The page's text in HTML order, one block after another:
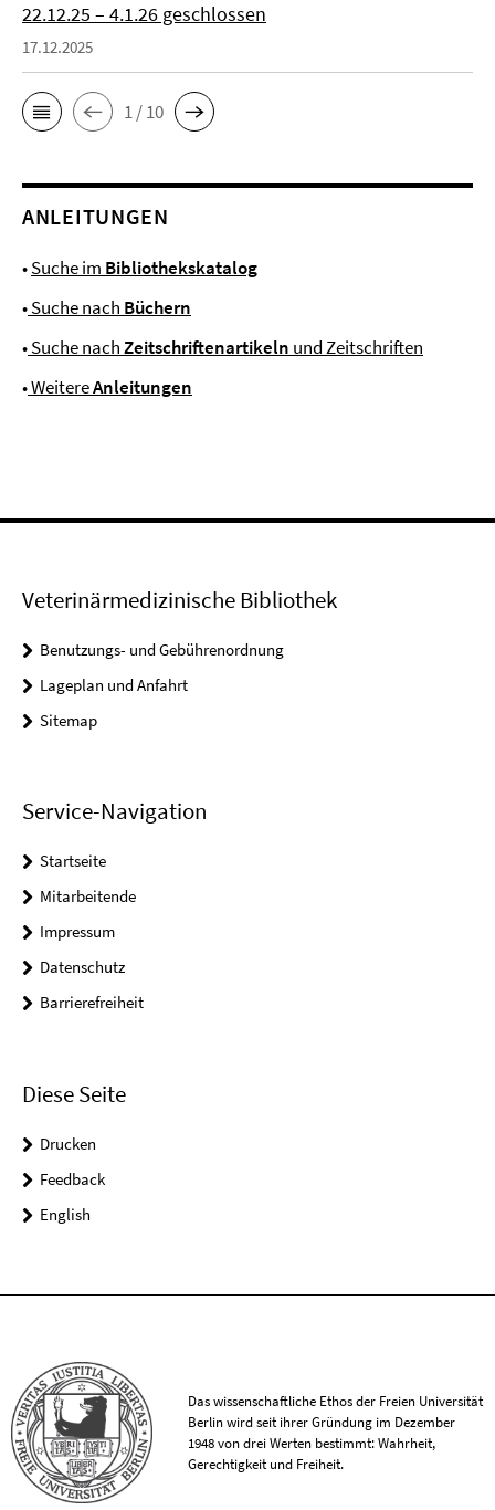
22.12.25 – 4.1.26 geschlossen
17.12.2025
1 / 10
ANLEITUNGEN
•Suche im Bibliothekskatalog
•Suche nach Büchern
•Suche nachZeitschriftenartikeln und Zeitschriften
•WeitereAnleitungen
Veterinärmedizinische Bibliothek
Benutzungs- und Gebührenordnung
Lageplan und Anfahrt
Sitemap
Service-Navigation
Startseite
Mitarbeitende
Impressum
Datenschutz
Barrierefreiheit
Diese Seite
Drucken
Feedback
English
Das wissenschaftliche Ethos der Freien Universität
Berlin wird seit ihrer Gründung im Dezember
1948 von drei Werten bestimmt: Wahrheit,
Gerechtigkeit und Freiheit.